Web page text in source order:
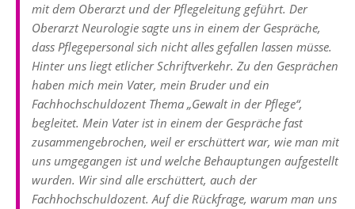
mit dem Oberarzt und der Pflegeleitung geführt. Der
Oberarzt Neurologie sagte uns in einem der Gespräche,
dass Pflegepersonal sich nicht alles gefallen lassen müsse.
Hinter uns liegt etlicher Schriftverkehr. Zu den Gesprächen
haben mich mein Vater, mein Bruder und ein
Fachhochschuldozent Thema „Gewalt in der Pflege“,
begleitet. Mein Vater ist in einem der Gespräche fast
zusammengebrochen, weil er erschüttert war, wie man mit
uns umgegangen ist und welche Behauptungen aufgestellt
wurden. Wir sind alle erschüttert, auch der
Fachhochschuldozent. Auf die Rückfrage, warum man uns